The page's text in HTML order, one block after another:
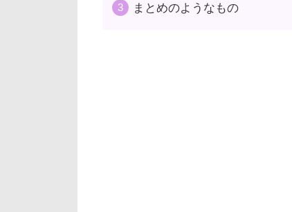
まとめのようなもの